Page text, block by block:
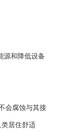
源和降低设备
会腐蚀与其接
居住舒适